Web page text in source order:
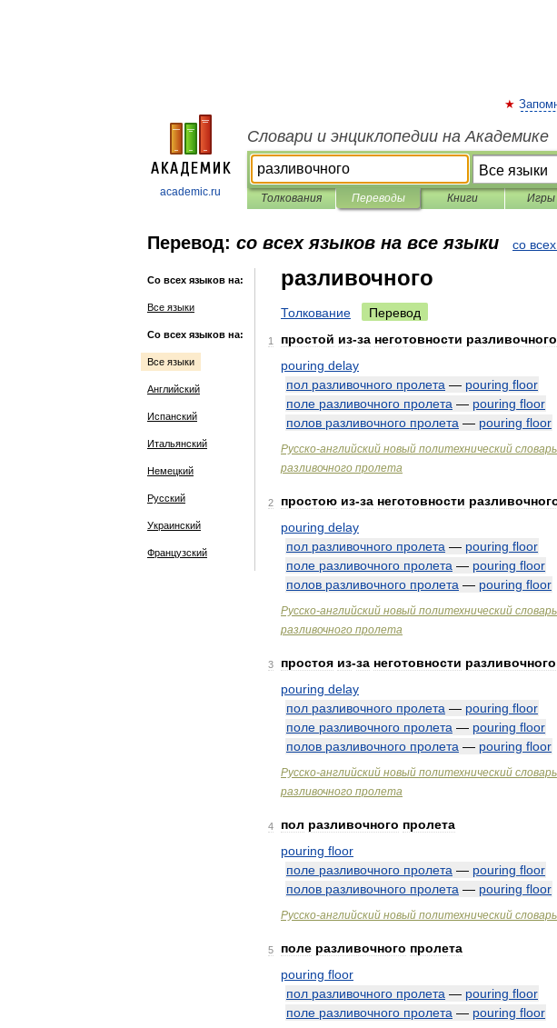
academic.ru
Словари и энциклопедии на Академике
Толкования Переводы Книги Игры
Перевод: со всех языков на все языки со
Со всех языков на:
Все языки
Со всех языков на:
Все языки
Английский
Испанский
Итальянский
Немецкий
Русский
Украинский
Французский
разливочного
Толкование Перевод
1 простой из-за неготовности разливочного
pouring delay
пол разливочного пролета — pouring floor
поле разливочного пролета — pouring floor
полов разливочного пролета — pouring floor
Русско-английский новый политехнический словарь
разливочного пролета
2 простою из-за неготовности
pouring delay
пол разливочного пролета — pouring floor
поле разливочного пролета — pouring floor
полов разливочного пролета — pouring floor
Русско-английский новый политехнический словарь
разливочного пролета
3 простоя из-за неготовности разливочного
pouring delay
пол разливочного пролета — pouring floor
поле разливочного пролета — pouring floor
полов разливочного пролета — pouring floor
Русско-английский новый политехнический словарь
разливочного пролета
4 пол разливочного пролета
pouring floor
поле разливочного пролета — pouring floor
полов разливочного пролета — pouring floor
Русско-английский новый политехнический словарь
5 поле разливочного пролета
pouring floor
пол разливочного пролета — pouring floor
поле разливочного пролета — pouring floor